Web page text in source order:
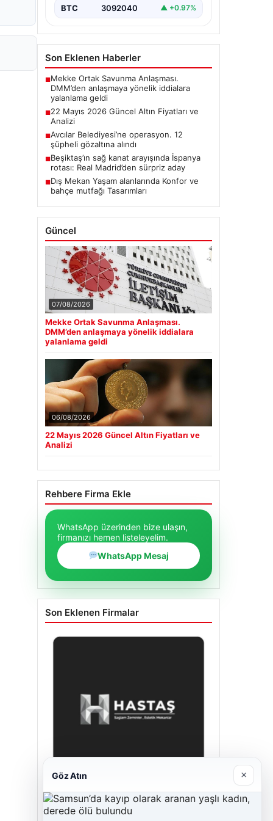
BTC 3092040 ▲ +0.97%
Son Eklenen Haberler
■Mekke Ortak Savunma Anlaşması.
DMM’den anlaşmaya yönelik iddialara
yalanlama geldi
■22 Mayıs 2026 Güncel Altın Fiyatları ve
Analizi
■Avcılar Belediyesi’ne operasyon. 12
şüpheli gözaltına alındı
■Beşiktaş’ın sağ kanat arayışında İspanya
rotası: Real Madrid’den sürpriz aday
■Dış Mekan Yaşam alanlarında Konfor ve
bahçe mutfağı Tasarımları
Güncel
07/08/2026
Mekke Ortak Savunma Anlaşması.
DMM’den anlaşmaya yönelik iddialara
yalanlama geldi
06/08/2026
22 Mayıs 2026 Güncel Altın Fiyatları ve
Analizi
Rehbere Firma Ekle
WhatsApp üzerinden bize ulaşın,
firmanızı hemen listeleyelim.
WhatsApp Mesaj
Son Eklenen Firmalar
Enes Kaplan Avukatlık Bürosu
Göz Atın ×